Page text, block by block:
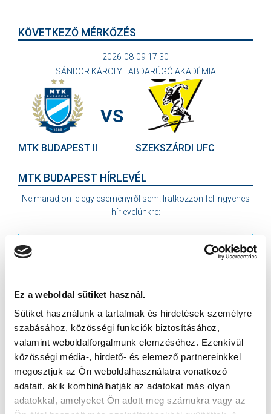
Ez a weboldal sütiket használ.
Sütiket használunk a tartalmak és hirdetések személyre
szabásához, közösségi funkciók biztosításához,
valamint weboldalforgalmunk elemzéséhez. Ezenkívül
közösségi média-, hirdető- és elemező partnereinkkel
megosztjuk az Ön weboldalhasználatra vonatkozó
adatait, akik kombinálhatják az adatokat más olyan
adatokkal, amelyeket Ön adott meg számukra vagy az
KÖVETKEZŐ MÉRKŐZÉS
2026-08-09 17:30
SÁNDOR KÁROLY LABDARÚGÓ AKADÉMIA
MTK BUDAPEST II
VS
SZEKSZÁRDI UFC
MTK BUDAPEST HÍRLEVÉL
Ne maradjon le egy eseményről sem! Iratkozzon fel ingyenes
hírlevelünkre:
Elfogadom azAdatvédelmi tájékoztatót
FELIRATKOZOM
SZPONZOROK